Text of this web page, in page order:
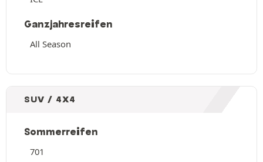
Ganzjahresreifen
All Season
SUV / 4X4
Sommerreifen
701